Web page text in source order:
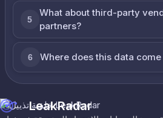
5
What about third-party
partners?
6 Where does this data
LeakRadar